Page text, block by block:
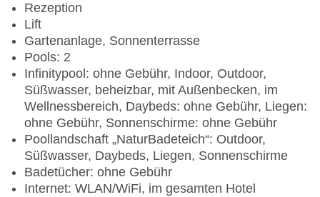
Rezeption
Lift
Gartenanlage, Sonnenterrasse
Pools: 2
Infinitypool: ohne Gebühr, Indoor, Outdoor,
Süßwasser, beheizbar, mit Außenbecken, im
Wellnessbereich, Daybeds: ohne Gebühr, Liegen:
ohne Gebühr, Sonnenschirme: ohne Gebühr
Poollandschaft „NaturBadeteich“: Outdoor,
Süßwasser, Daybeds, Liegen, Sonnenschirme
Badetücher: ohne Gebühr
Internet: WLAN/WiFi, im gesamten Hotel